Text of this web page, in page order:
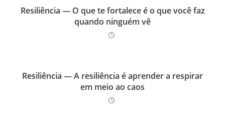
Resiliência — O que te fortalece é o que você faz
quando ninguém vê
Resiliência — A resiliência é aprender a respirar
em meio ao caos